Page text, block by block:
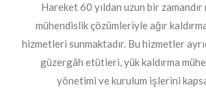
Hareket 60 yıldan uzun bir
mühendislik çözümleriyle ağır
hizmetleri sunmaktadır. Bu hizmetler
güzergâh etütleri, yük kaldırma
yönetimi ve kurulum işlerini